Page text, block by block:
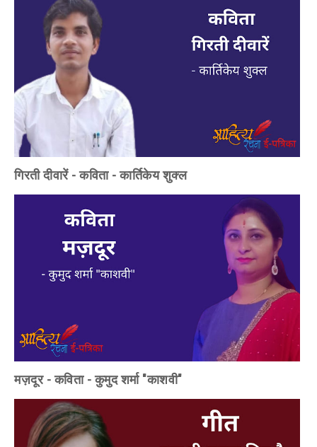
गिरती दीवारें - कविता - कार्तिकेय शुक्ल
मज़दूर - कविता - कुमुद शर्मा "काशवी"